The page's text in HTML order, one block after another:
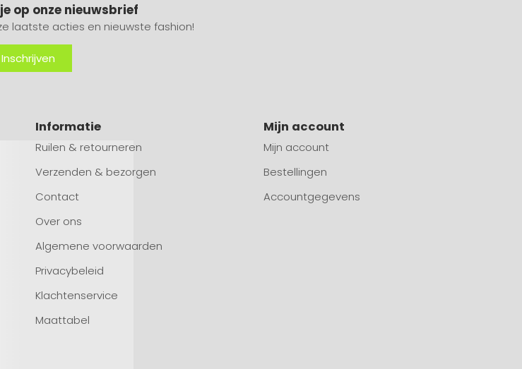
op onze nieuwsbrief
laatste acties en nieuwste fashion!
Inschrijven
Informatie
Ruilen & retourneren
Verzenden & bezorgen
Contact
Over ons
Algemene voorwaarden
Privacybeleid
Klachtenservice
Maattabel
Mijn account
Mijn account
Bestellingen
Accountgegevens